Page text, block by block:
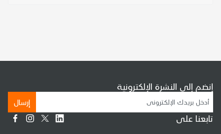
إنضم إلى النشرة الإلكترونية
إرسال
تابعنا على